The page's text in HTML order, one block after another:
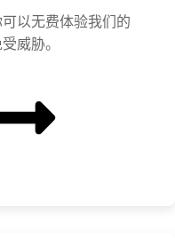
以无费体验我们的
威胁。